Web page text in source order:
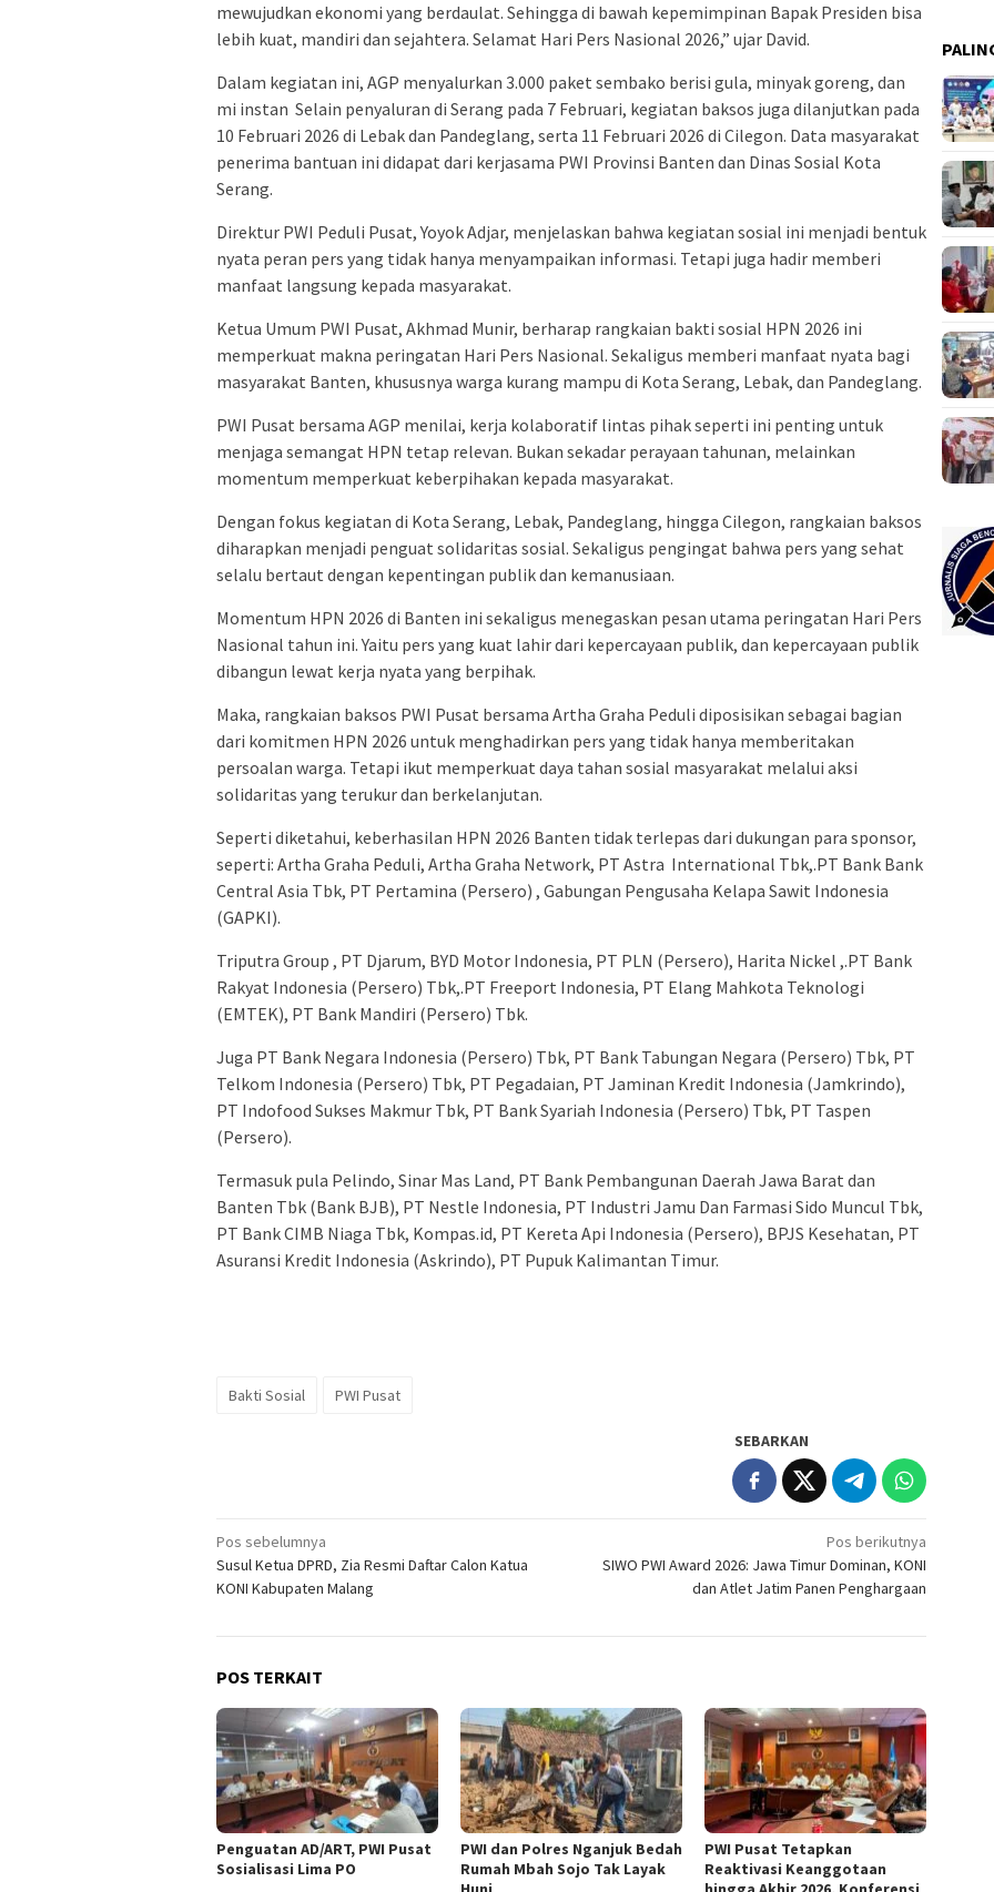
mewujudkan ekonomi yang berdaulat. Sehingga di bawah kepemimpinan Bapak Presiden bisa
lebih kuat, mandiri dan sejahtera. Selamat Hari Pers Nasional 2026,” ujar David.
Dalam kegiatan ini, AGP menyalurkan 3.000 paket sembako berisi gula, minyak goreng, dan
mi instan Selain penyaluran di Serang pada 7 Februari, kegiatan baksos juga dilanjutkan pada
10 Februari 2026 di Lebak dan Pandeglang, serta 11 Februari 2026 di Cilegon. Data masyarakat
penerima bantuan ini didapat dari kerjasama PWI Provinsi Banten dan Dinas Sosial Kota
Serang.
Direktur PWI Peduli Pusat, Yoyok Adjar, menjelaskan bahwa kegiatan sosial ini menjadi bentuk
nyata peran pers yang tidak hanya menyampaikan informasi. Tetapi juga hadir memberi
manfaat langsung kepada masyarakat.
Ketua Umum PWI Pusat, Akhmad Munir, berharap rangkaian bakti sosial HPN 2026 ini
memperkuat makna peringatan Hari Pers Nasional. Sekaligus memberi manfaat nyata bagi
masyarakat Banten, khususnya warga kurang mampu di Kota Serang, Lebak, dan Pandeglang.
PWI Pusat bersama AGP menilai, kerja kolaboratif lintas pihak seperti ini penting untuk
menjaga semangat HPN tetap relevan. Bukan sekadar perayaan tahunan, melainkan
momentum memperkuat keberpihakan kepada masyarakat.
Dengan fokus kegiatan di Kota Serang, Lebak, Pandeglang, hingga Cilegon, rangkaian baksos
diharapkan menjadi penguat solidaritas sosial. Sekaligus pengingat bahwa pers yang sehat
selalu bertaut dengan kepentingan publik dan kemanusiaan.
Momentum HPN 2026 di Banten ini sekaligus menegaskan pesan utama peringatan Hari Pers
Nasional tahun ini. Yaitu pers yang kuat lahir dari kepercayaan publik, dan kepercayaan publik
dibangun lewat kerja nyata yang berpihak.
Maka, rangkaian baksos PWI Pusat bersama Artha Graha Peduli diposisikan sebagai bagian
dari komitmen HPN 2026 untuk menghadirkan pers yang tidak hanya memberitakan
persoalan warga. Tetapi ikut memperkuat daya tahan sosial masyarakat melalui aksi
solidaritas yang terukur dan berkelanjutan.
Seperti diketahui, keberhasilan HPN 2026 Banten tidak terlepas dari dukungan para sponsor,
seperti: Artha Graha Peduli, Artha Graha Network, PT Astra International Tbk,.PT Bank Bank
Central Asia Tbk, PT Pertamina (Persero) , Gabungan Pengusaha Kelapa Sawit Indonesia
(GAPKI).
Triputra Group , PT Djarum, BYD Motor Indonesia, PT PLN (Persero), Harita Nickel ,.PT Bank
Rakyat Indonesia (Persero) Tbk,.PT Freeport Indonesia, PT Elang Mahkota Teknologi
(EMTEK), PT Bank Mandiri (Persero) Tbk.
Juga PT Bank Negara Indonesia (Persero) Tbk, PT Bank Tabungan Negara (Persero) Tbk, PT
Telkom Indonesia (Persero) Tbk, PT Pegadaian, PT Jaminan Kredit Indonesia (Jamkrindo),
PT Indofood Sukses Makmur Tbk, PT Bank Syariah Indonesia (Persero) Tbk, PT Taspen
(Persero).
Termasuk pula Pelindo, Sinar Mas Land, PT Bank Pembangunan Daerah Jawa Barat dan
Banten Tbk (Bank BJB), PT Nestle Indonesia, PT Industri Jamu Dan Farmasi Sido Muncul Tbk,
PT Bank CIMB Niaga Tbk, Kompas.id, PT Kereta Api Indonesia (Persero), BPJS Kesehatan, PT
Asuransi Kredit Indonesia (Askrindo), PT Pupuk Kalimantan Timur.
Bakti Sosial PWI Pusat
SEBARKAN
Navigasi
pos
Pos sebelumnya
Susul Ketua DPRD, Zia Resmi Daftar Calon Katua
KONI Kabupaten Malang
Pos berikutnya
SIWO PWI Award 2026: Jawa Timur Dominan, KONI
dan Atlet Jatim Panen Penghargaan
POS TERKAIT
Penguatan AD/ART, PWI Pusat
Sosialisasi Lima PO
PWI dan Polres Nganjuk Bedah
Rumah Mbah Sojo Tak Layak
PWI Pusat Tetapkan
Reaktivasi Keanggotaan